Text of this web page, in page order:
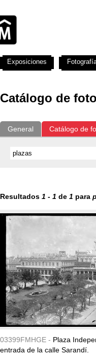
Catálogo de
General Catálogo de
Resultados 1 - 1 de 1 para
03399FMHGE - Plaza
entrada de la calle Sarandí.
Exposiciones